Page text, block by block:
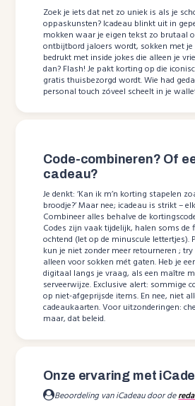
Zoek je iets dat net zo uniek is als je
oppaskunsten? Icadeau blinkt uit in
mokken waar je eigen tekst zo brutaal
ontbijtbord jaloers wordt, sokken met
bedrukt met inside jokes die alleen je
dan? Flash! Je pakt korting op die
gratis thuisbezorgd wordt. Wie had
personal touch zóveel scheelt in je
Code-combineren? Of
cadeau?
Je denkt: ‘Kan ik m’n korting stapelen
broodje?’ Maar nee; icadeau is strikt –
Combineer alles behalve de
Codes zijn vaak tijdelijk, halen soms de
ochtend (let op de minuscule lettertjes).
kun je niet zonder meer retourneren ;
alleen voor sokken mét gaten. Heb je
digitaal langs je vraag, als een maître
serveerwijze. Exclusive alert: sommige
op niet-afgeprijsde items. En nee, niet
cadeaukaarten. Voor uitzonderingen:
maar, dat beleid.
Onze ervaring met
Beoordeling van iCadeau door de